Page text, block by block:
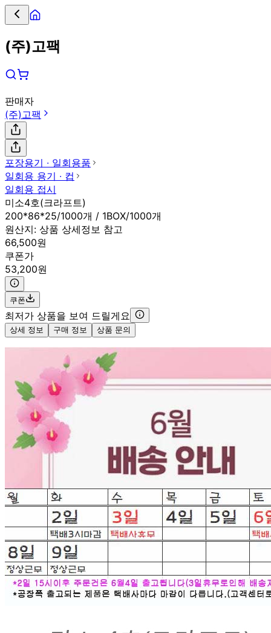
(주)고팩
판매자
(주)고팩
포장용기 ∙ 일회용품
일회용 용기 ∙ 컵
일회용 접시
미소4호(크라프트)
200*86*25/1000개 / 1BOX/1000개
원산지: 상품 상세정보 참고
66,500원
쿠폰가
53,200원
쿠폰
최저가 상품을 보여 드릴게요
상세 정보 구매 정보 상품 문의